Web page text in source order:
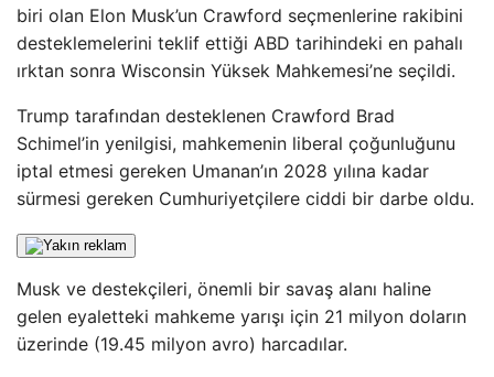
biri olan Elon Musk’un Crawford seçmenlerine rakibini
desteklemelerini teklif ettiği ABD tarihindeki en pahalı
ırktan sonra Wisconsin Yüksek Mahkemesi’ne seçildi.
Trump tarafından desteklenen Crawford Brad
Schimel’in yenilgisi, mahkemenin liberal çoğunluğunu
iptal etmesi gereken Umanan’ın 2028 yılına kadar
sürmesi gereken Cumhuriyetçilere ciddi bir darbe oldu.
Musk ve destekçileri, önemli bir savaş alanı haline
gelen eyaletteki mahkeme yarışı için 21 milyon doların
üzerinde (19.45 milyon avro) harcadılar.